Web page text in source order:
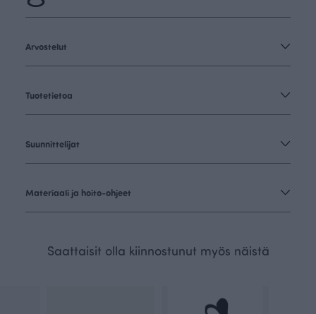
Arvostelut
Tuotetietoa
Suunnittelijat
Materiaali ja hoito-ohjeet
Saattaisit olla kiinnostunut myös näistä